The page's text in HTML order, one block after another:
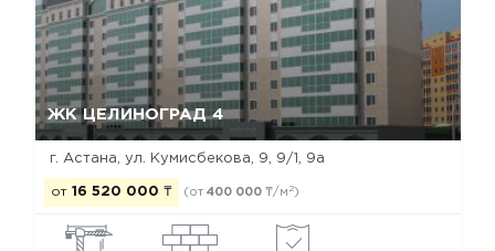
ЖК ЦЕЛИНОГРАД 4
г. Астана, ул. Кумисбекова, 9, 9/1, 9а
от 16 520 000 ₸ (от 400 000 ₸/м 2)
Да, удалить Отмена